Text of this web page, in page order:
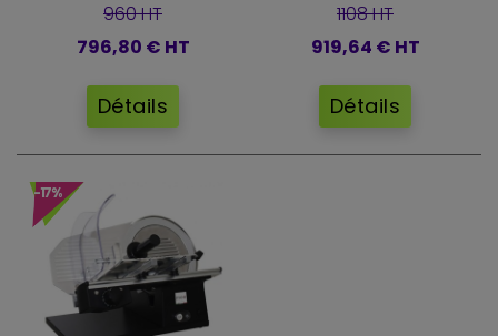
960 HT
796,80 € HT
Détails
1108 HT
919,64 € HT
Détails
-17%